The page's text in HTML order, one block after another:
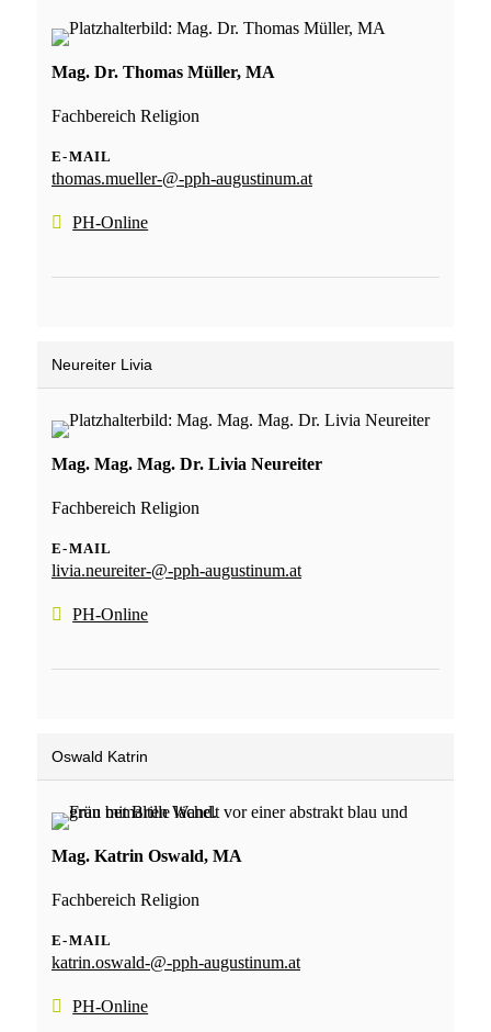
Mag. Dr. Thomas Müller, MA
Fachbereich Religion
E-MAIL
thomas.mueller-@-pph-augustinum.at
PH-Online
Neureiter Livia
Mag. Mag. Mag. Dr. Livia Neureiter
Fachbereich Religion
E-MAIL
livia.neureiter-@-pph-augustinum.at
PH-Online
Oswald Katrin
Mag. Katrin Oswald, MA
Fachbereich Religion
E-MAIL
katrin.oswald-@-pph-augustinum.at
PH-Online